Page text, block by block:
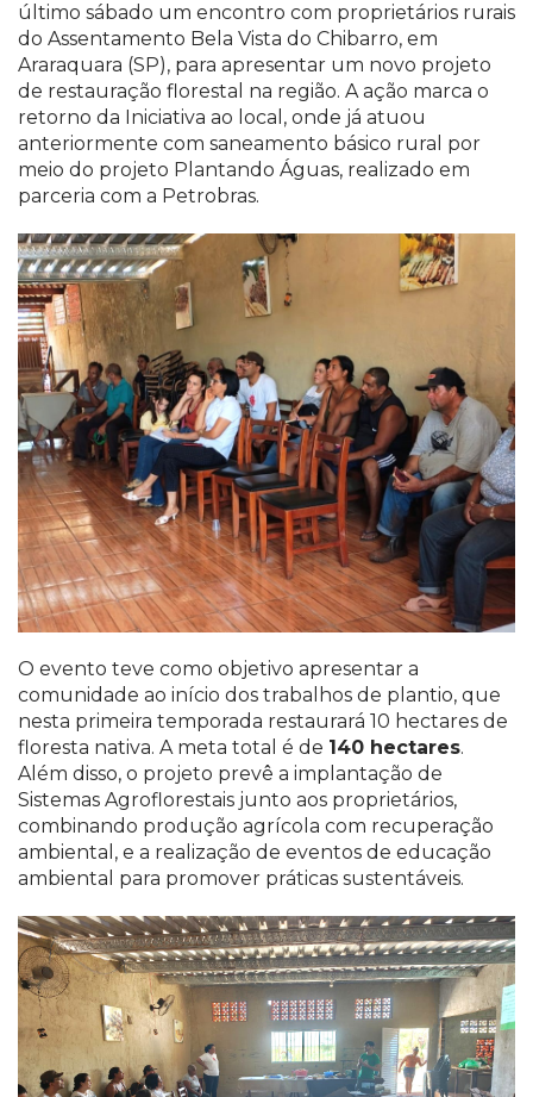
último sábado um encontro com proprietários rurais
do Assentamento Bela Vista do Chibarro, em
Araraquara (SP), para apresentar um novo projeto
de restauração florestal na região. A ação marca o
retorno da Iniciativa ao local, onde já atuou
anteriormente com saneamento básico rural por
meio do projeto Plantando Águas, realizado em
parceria com a Petrobras.
O evento teve como objetivo apresentar a
comunidade ao início dos trabalhos de plantio, que
nesta primeira temporada restaurará 10 hectares de
floresta nativa. A meta total é de 140 hectares.
Além disso, o projeto prevê a implantação de
Sistemas Agroflorestais junto aos proprietários,
combinando produção agrícola com recuperação
ambiental, e a realização de eventos de educação
ambiental para promover práticas sustentáveis.